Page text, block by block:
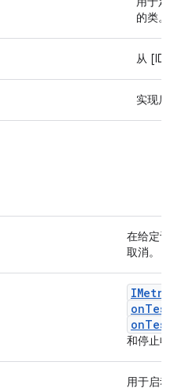
的类。
从
实现后
在给定设
取消。
和停止
用于启